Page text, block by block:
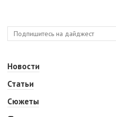
Новости
Статьи
Сюжеты